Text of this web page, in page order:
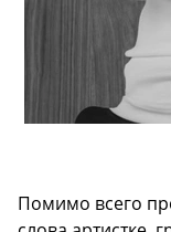
Помимо всего